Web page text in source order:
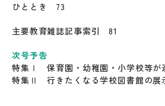
ひととき 73
主要教育雑誌記事索引 81
次号予告
特集Ⅰ 保育園・幼稚園・小学校等が
特集Ⅱ 行きたくなる学校図書館の展